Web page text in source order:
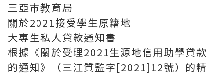
三亞市教育局
關於2021接受學生原籍地
大專生私人貸款通知書
根據《關於受理2021生源地信用助學貸款
的通知》（三江質監字[2021]12號）的精